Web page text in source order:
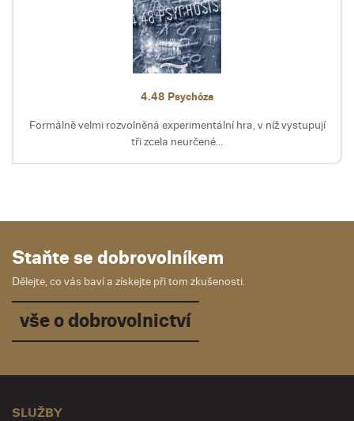
4.48 Psychóza
Formálně velmi rozvolněná experimentální hra, v níž vystupují
tři zcela neurčené...
Staňte se dobrovolníkem
Dělejte, co vás baví a získejte při tom zkušenosti.
vše o dobrovolnictví
SLUŽBY